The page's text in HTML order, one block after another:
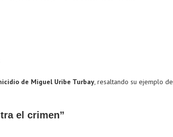
de Miguel Uribe Turbay, resaltando su ejemplo de
el crimen”